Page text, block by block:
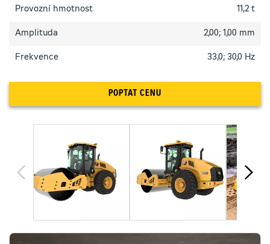
Provozní hmotnost 11,2 t
Amplituda 2,00; 1,00 mm
Frekvence 33,0; 30,0 Hz
POPTAT CENU